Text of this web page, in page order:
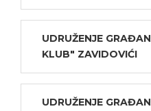
UDRUŽENJE
KLUB" ZAVIDOVIĆI
UDRUŽENJE